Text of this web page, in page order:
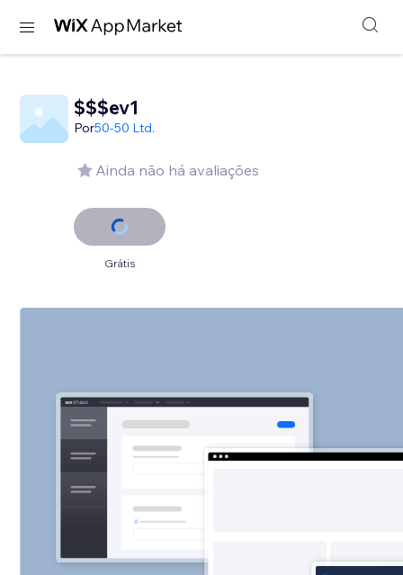
$$$ev1
Por50-50 Ltd.
Ainda não há avaliações
Grátis